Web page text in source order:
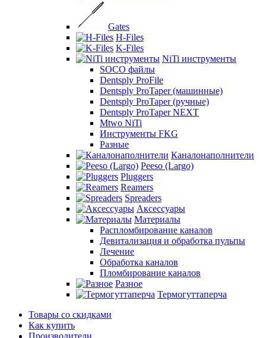
Gates
H-Files
K-Files
NiTi инструменты
SOCO файлы
Dentsply ProFile
Dentsply ProTaper (машинные)
Dentsply ProTaper (ручные)
Dentsply ProTaper NEXT
Mtwo NiTi
Инструменты FKG
Разные
Каналонаполнители
Peeso (Largo)
Pluggers
Reamers
Spreaders
Аксессуары
Материалы
Распломбирование каналов
Девитализация и обработка пульпы
Лечение
Обработка каналов
Пломбирование каналов
Разное
Термогуттаперча
Товары со скидками
Как купить
Производители